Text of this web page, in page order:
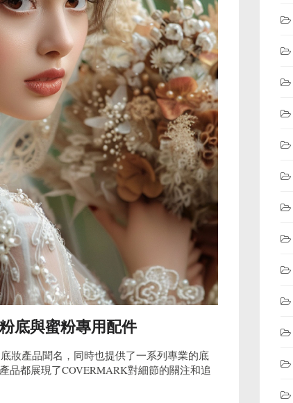
底與蜜粉專用配件
妝產品聞名，同時也提供了一系列專業的底
品都展現了COVERMARK對細節的關注和追